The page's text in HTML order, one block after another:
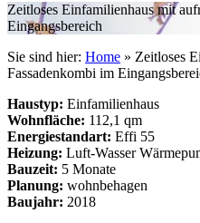
Zeitloses Einfamilienhaus mit
Eingangsbereich
Sie sind hier: Home » Zeitloses
Fassadenkombi im
Haustyp: Einfamilienhaus
Wohnfläche: 112,1 qm
Energiestandart: Effi 55
Heizung: Luft-Wasser
Bauzeit: 5 Monate
Planung: wohnbehagen
Baujahr: 2018